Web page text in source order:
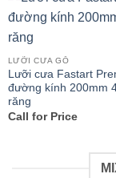
LƯỠI CƯA GỖ
Lưỡi cưa Fastart
đường kính 200mm
răng
Call for Price